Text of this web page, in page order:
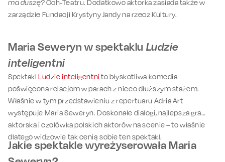
ma duszę?Och-Teatru. Dodatkowo aktorka zasiada także w
zarządzie Fundacji Krystyny Jandy na rzecz Kultury.
Maria Seweryn w spektaklu Ludzie
inteligentni
SpektaklLudzie inteligentnito błyskotliwa komedia
poświęcona relacjom w parach z nieco dłuższym stażem.
Właśnie w tym przedstawieniu z repertuaru Adria Art
występuje Maria Seweryn. Doskonałe dialogi, najlepsza gra
aktorska i czołówka polskich aktorów na scenie – to właśnie
dlatego widzowie tak cenią sobie ten spektakl.
Jakie spektakle wyreżyserowała Maria